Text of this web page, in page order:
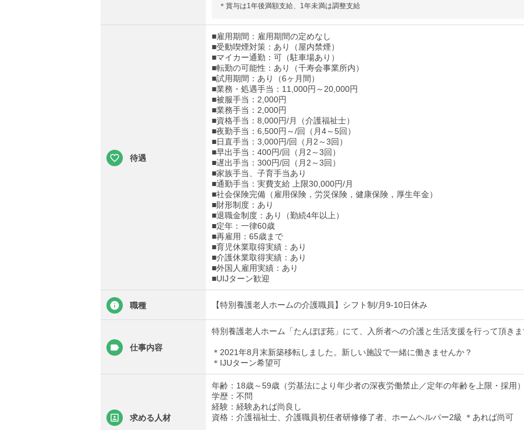
＊賞与は1年後満額支給、1年未満は調整支給
待遇
■雇用期間：雇用期間の定めなし
■受動喫煙対策：あり（屋内禁煙）
■マイカー通勤：可（駐車場あり）
■転勤の可能性：あり（千寿会事業所内）
■試用期間：あり（6ヶ月間）
■業務・処遇手当：11,000円～20,000円
■被服手当：2,000円
■業務手当：2,000円
■資格手当：8,000円/月（介護福祉士）
■夜勤手当：6,500円～/回（月4～5回）
■日直手当：3,000円/回（月2～3回）
■早出手当：400円/回（月2～3回）
■遅出手当：300円/回（月2～3回）
■家族手当、子育手当あり
■通勤手当：実費支給 上限30,000円/月
■社会保険完備（雇用保険，労災保険，健康保険，厚生年金）
■財形制度：あり
■退職金制度：あり（勤続4年以上）
■定年：一律60歳
■再雇用：65歳まで
■育児休業取得実績：あり
■介護休業取得実績：あり
■外国人雇用実績：あり
■UIJターン歓迎
職種 【特別養護老人ホームの介護職員】シフト制/月9-10日休み
仕事内容
特別養護老人ホーム「たんぽぽ苑」にて、入所者への介護と生活支援を行って頂き
＊2021年8月末新築移転しました。新しい施設で一緒に働きませんか？
＊IJUターン希望可
求める人材
年齢：18歳～59歳（労基法により年少者の深夜労働禁止／定年の年齢を上限・採用
学歴：不問
経験：経験あれば尚良し
資格：介護福祉士、介護職員初任者研修修了者、ホームヘルパー2級 ＊あれば尚可